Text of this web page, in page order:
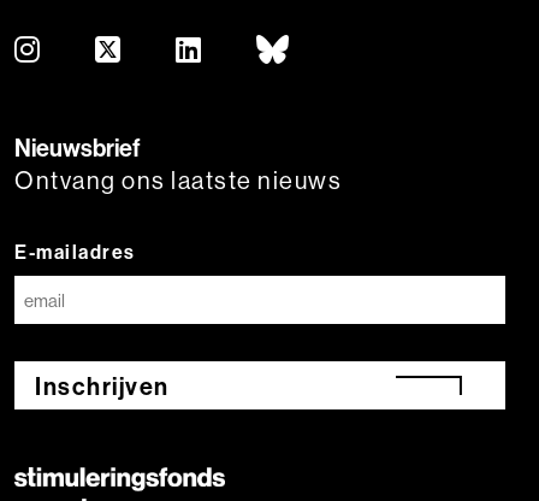
Nieuwsbrief
Ontvang ons laatste nieuws
E-mailadres
Inschrijven